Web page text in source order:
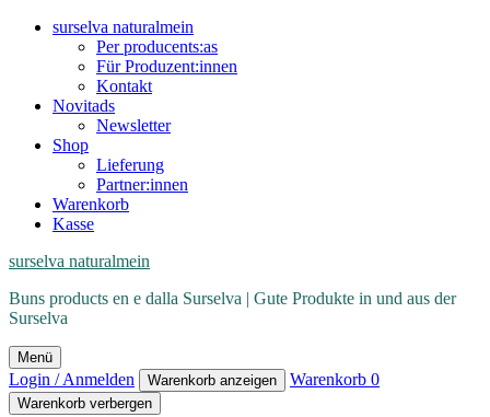
surselva naturalmein
Per producents:as
Für Produzent:innen
Kontakt
Novitads
Newsletter
Shop
Lieferung
Partner:innen
Warenkorb
Kasse
surselva naturalmein
Buns products en e dalla Surselva | Gute Produkte in und aus der
Surselva
Menü
Login / Anmelden Warenkorb anzeigen Warenkorb 0
Warenkorb verbergen